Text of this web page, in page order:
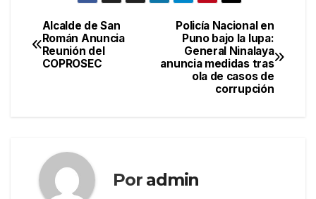
Navegación
de
Policía Nacional en
Puno bajo la lupa:
General Ninalaya
anuncia medidas tras
ola de casos de
corrupción
Alcalde de San
Román Anuncia
Reunión del
COPROSEC
Por admin